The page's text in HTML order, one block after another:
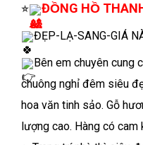
⭐ ĐỒNG HỒ
ĐẸP-LẠ-SANG-GIÁ
Bên em chuyên cung
chuông nghỉ đêm siêu
hoa văn tinh sảo. Gỗ
lượng cao. Hàng có